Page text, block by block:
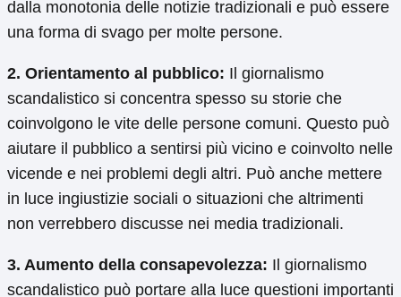
dalla monotonia delle notizie tradizionali e può essere
una forma di svago per molte persone.
2. Orientamento al pubblico: Il giornalismo
scandalistico si concentra spesso su storie che
coinvolgono le vite delle persone comuni. Questo può
aiutare il pubblico a sentirsi più vicino e coinvolto nelle
vicende e nei problemi degli altri. Può anche mettere
in luce ingiustizie sociali o situazioni che altrimenti
non verrebbero discusse nei media tradizionali.
3. Aumento della consapevolezza: Il giornalismo
scandalistico può portare alla luce questioni importanti